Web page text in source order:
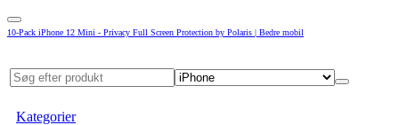
10-Pack iPhone 12 Mini - Privacy Full Screen Protection by Polaris | Bedre mobil
Kategorier